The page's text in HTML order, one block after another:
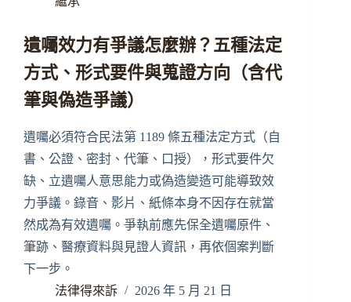
遺囑效力有爭議怎麼辦？五種法定
方式、形式要件與蒐證方向（含代
筆與偽造爭議）
遺囑必須符合民法第 1189 條五種法定方式（自
書、公證、密封、代筆、口授），形式要件欠
缺、立遺囑人意思能力或偽造變造可能導致效
力爭議。錄音、影片、紙條本身不因存在就當
然成為有效遺囑。爭執前應先保全遺囑原件、
筆跡、醫療資料與見證人資訊，再依個案判斷
下一步。
法律得來訴
2026 年 5 月 21 日